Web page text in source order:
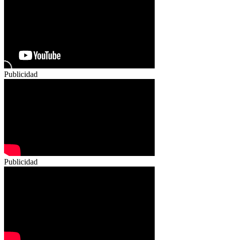
Publicidad
Publicidad